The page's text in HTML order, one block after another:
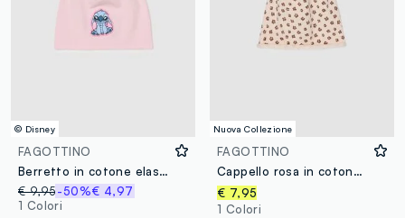
© Disney
FAGOTTINO
Berretto in cotone elasticizzato rosa da bimba con decorazione Stitch
€ 9,95-50%€ 4,97
1 Colori
Nuova Collezione
FAGOTTINO
Cappello rosa in cotone organico elasticizzato a fiori per bimba
€ 7,95
1 Colori